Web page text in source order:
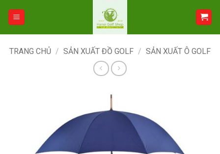
TRANG CHỦ / SẢN XUẤT ĐỒ GOLF / SẢN XUẤT Ô GOLF